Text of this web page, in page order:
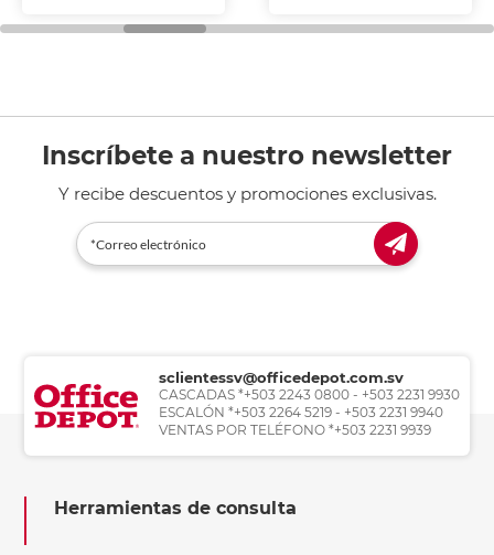
Inscríbete a nuestro newsletter
Y recibe descuentos y promociones exclusivas.
sclientessv@officedepot.com.sv
CASCADAS *+503 2243 0800 - +503 2231 9930
ESCALÓN *+503 2264 5219 - +503 2231 9940
VENTAS POR TELÉFONO *+503 2231 9939
Herramientas de consulta